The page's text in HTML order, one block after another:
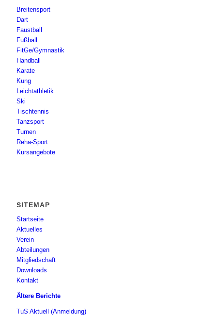
Breitensport
Dart
Faustball
Fußball
FitGe/Gymnastik
Handball
Karate
Kung
Leichtathletik
Ski
Tischtennis
Tanzsport
Turnen
Reha-Sport
Kursangebote
SITEMAP
Startseite
Aktuelles
Verein
Abteilungen
Mitgliedschaft
Downloads
Kontakt
Ältere Berichte
TuS Aktuell (Anmeldung)